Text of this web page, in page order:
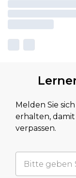
Melden Sie
erhalten,
verpassen.